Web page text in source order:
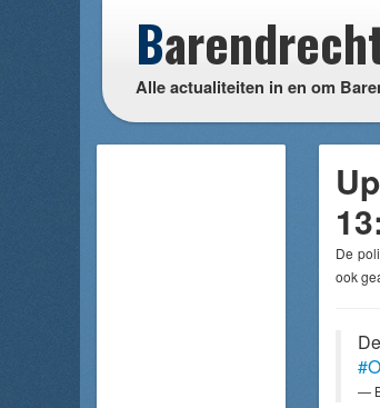
B
Alle actualiteiten in en om
De
ook
—